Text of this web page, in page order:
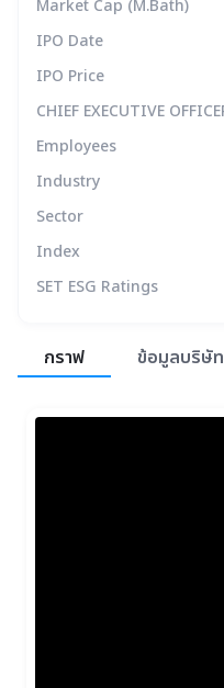
Market Cap (M.Bath)
IPO Date
IPO Price
CHIEF EXECUTIVE
Employees
Industry
Sector
Index
SET ESG Ratings
กราฟ
ข้อมูลบริษัท